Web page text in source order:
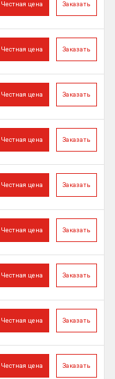
Заказать
Честная цена
Заказать
Честная цена
Заказать
Честная цена
Заказать
Честная цена
Заказать
Честная цена
Заказать
Честная цена
Заказать
Честная цена
Заказать
Честная цена
Заказать
Честная цена